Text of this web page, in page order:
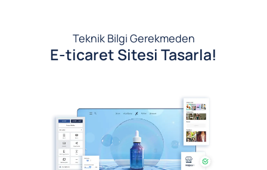
Teknik Bilgi Gerekmeden
E-ticaret Sitesi Tasarla!